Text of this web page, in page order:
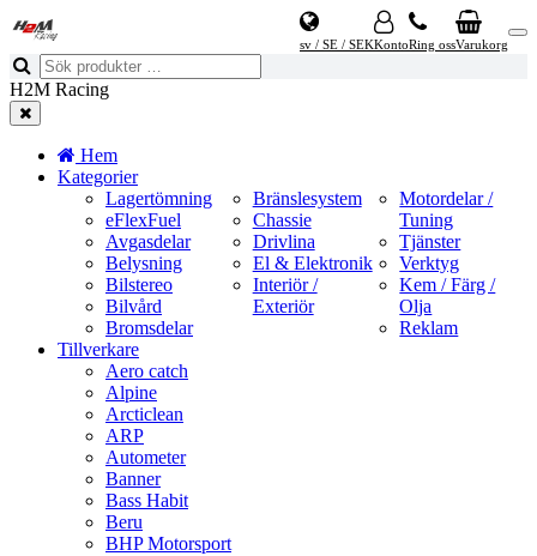
sv / SE / SEKKontoRing ossVarukorg
H2M Racing
Hem
Kategorier
Lagertömning
eFlexFuel
Avgasdelar
Belysning
Bilstereo
Bilvård
Bromsdelar
Bränslesystem
Chassie
Drivlina
El & Elektronik
Interiör /
Exteriör
Motordelar /
Tuning
Tjänster
Verktyg
Kem / Färg /
Olja
Reklam
Tillverkare
Aero catch
Alpine
Arcticlean
ARP
Autometer
Banner
Bass Habit
Beru
BHP Motorsport